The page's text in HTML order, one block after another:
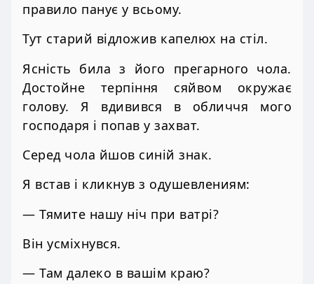
правило панує у всьому.
Тут старий відложив капелюх на стіл.
Ясність била з його прегарного чола.
Достойне терпіння сяйвом окружає
голову. Я вдивився в обличчя мого
господаря і попав у захват.
Серед чола йшов синій знак.
Я встав і кликнув з одушевлениям:
— Тямите нашу ніч при ватрі?
Він усміхнувся.
— Там далеко в вашім краю?